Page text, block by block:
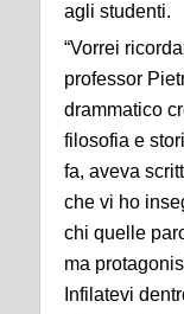
agli studenti.
“Vorrei
professor
drammatico
filosofia e
fa, aveva
che vi ho
chi quelle
ma
Infilatevi